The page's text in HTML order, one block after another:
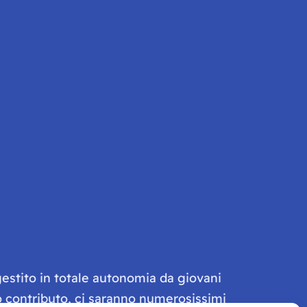
in totale autonomia da giovani
ci saranno numerosissimi